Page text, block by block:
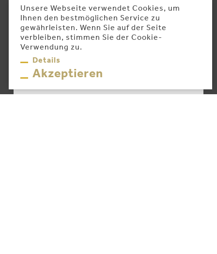
Unsere Webseite verwendet Cookies, um
Ihnen den bestmöglichen Service zu
gewährleisten. Wenn Sie auf der Seite
verbleiben, stimmen Sie der Cookie-
Verwendung zu.
Details
Akzeptieren